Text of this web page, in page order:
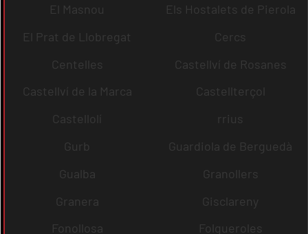
El Masnou
Els Hostalets de Pierola
El Prat de Llobregat
Cercs
Centelles
Castellví de Rosanes
Castellví de la Marca
Castellterçol
Castellolí
rrius
Gurb
Guardiola de Berguedà
Gualba
Granollers
Granera
Gisclareny
Fonollosa
Folgueroles